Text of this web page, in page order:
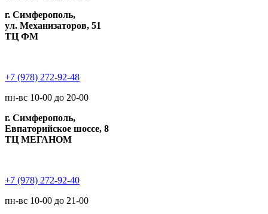
г. Симферополь,
ул. Механизаторов, 51
ТЦ ФМ
+7 (978) 272-92-48
пн-вс 10-00 до 20-00
г. Симферополь,
Евпаторийское шоссе, 8
ТЦ МЕГАНОМ
+7 (978) 272-92-40
пн-вс 10-00 до 21-00